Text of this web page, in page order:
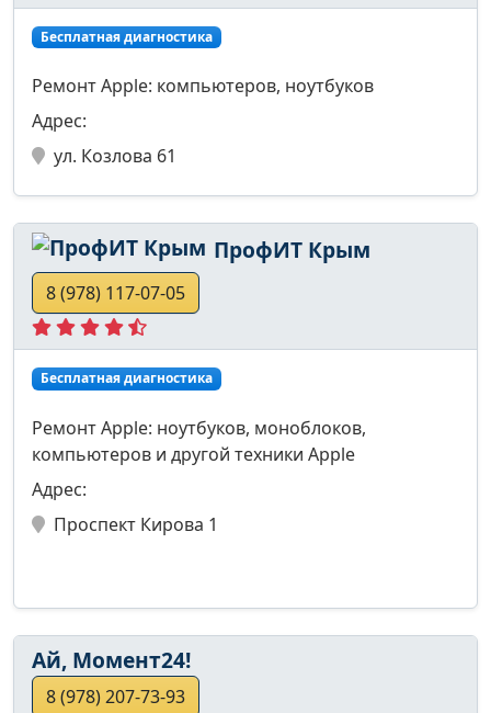
Бесплатная диагностика
Ремонт Apple: компьютеров, ноутбуков
Адрес:
ул. Козлова 61
ПрофИТ Крым
8 (978) 117-07-05
Бесплатная диагностика
Ремонт Apple: ноутбуков, моноблоков,
компьютеров и другой техники Apple
Адрес:
Проспект Кирова 1
Ай, Момент24!
8 (978) 207-73-93